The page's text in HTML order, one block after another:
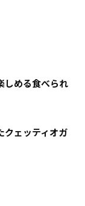
しめる食べられ
クェッティオガ